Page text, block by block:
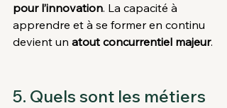
pour l’innovation. La capacité à
apprendre et à se former en continu
devient un atout concurrentiel majeur.
5. Quels sont les métiers